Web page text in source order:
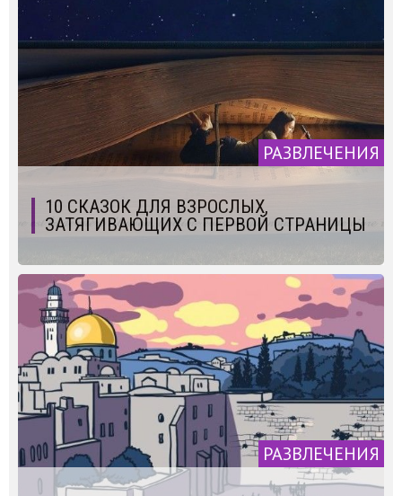
РАЗВЛЕЧЕНИЯ
10 СКАЗОК ДЛЯ ВЗРОСЛЫХ,
ЗАТЯГИВАЮЩИХ С ПЕРВОЙ СТРАНИЦЫ
РАЗВЛЕЧЕНИЯ